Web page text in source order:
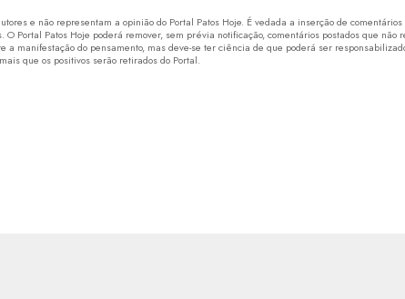
e não representam a opinião do Portal Patos Hoje. É vedada a inserção de
Portal Patos Hoje poderá remover, sem prévia notificação, comentários postados que não
a manifestação do pensamento, mas deve-se ter ciência de que poderá ser
que os positivos serão retirados do Portal.